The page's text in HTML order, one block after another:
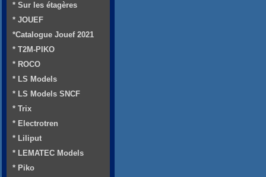
* Sur les étagères
* JOUEF
*Catalogue Jouef 2021
* T2M-PIKO
* ROCO
* LS Models
* LS Models SNCF
* Trix
* Electrotren
* Liliput
* LEMATEC Models
* Piko